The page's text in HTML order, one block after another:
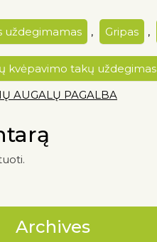
uždegimamas , Gripas ,
kvėpavimo takų uždegimas
AUGALŲ PAGALBA
Archives